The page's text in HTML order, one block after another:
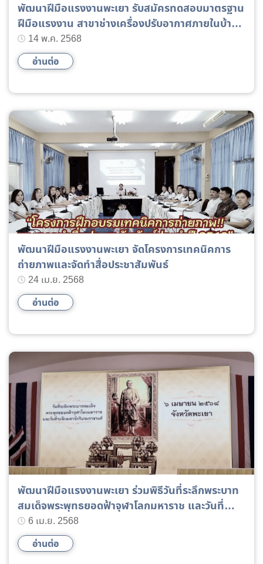
พัฒนาฝีมือแรงงานพะเยา รับสมัครทดสอบมาตรฐาน
ฝีมือแรงงาน สาขาช่างเครื่องปรับอากาศภายในบ้าน
และการพาณิชย์ขนาดเล็ก ระดับ 1
14 พ.ค. 2568
อ่านต่อ
พัฒนาฝีมือแรงงานพะเยา จัดโครงการเทคนิคการ
ถ่ายภาพและจัดทำสื่อประชาสัมพันธ์
24 เม.ย. 2568
อ่านต่อ
พัฒนาฝีมือแรงงานพะเยา ร่วมพิธีวันที่ระลึกพระบาท
สมเด็จพระพุทธยอดฟ้าจุฬาโลกมหาราช และวันที่
ระลึกมหาจักรีบรมราชวงศ์
6 เม.ย. 2568
อ่านต่อ